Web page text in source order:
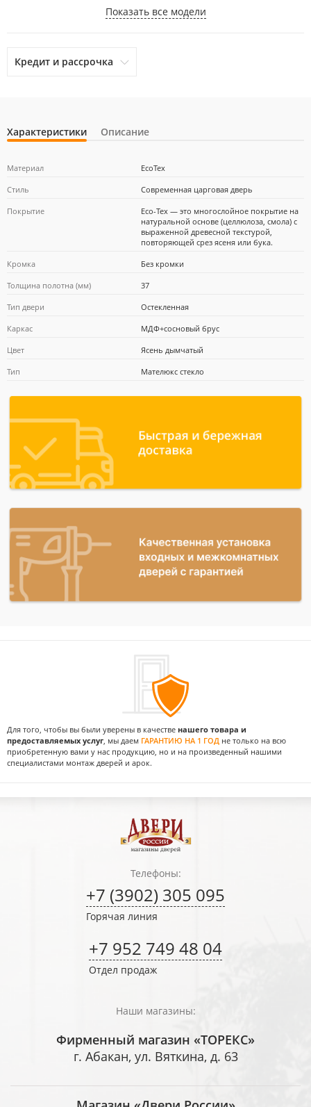
Показать все модели
Кредит и рассрочка
otpbank
Характеристики
Материал EcoTex
Стиль Современная царговая дверь
Покрытие
Eco-Tex — это многослойное покрытие на
натуральной основе (целлюлоза, смола) с
выраженной древесной текстурой,
повторяющей срез ясеня или бука.
Кромка Без кромки
Толщина полотна (мм) 37
Тип двери Остекленная
Каркас МДФ+сосновый брус
Цвет Ясень дымчатый
Тип Мателюкс стекло
Описание
Для того, чтобы вы были уверены в качестве нашего товара и
предоставляемых услуг , мы даем ГАРАНТИЮ НА 1 ГОД не только на всю
приобретенную вами у нас продукцию, но и на произведенный нашими
специалистами монтаж дверей и арок.
Телефоны:
+7 (3902) 305 095
Горячая линия
+7 952 749 48 04
Отдел продаж
Наши магазины:
Фирменный магазин «ТОРЕКС»
г. Абакан, ул. Вяткина, д. 63